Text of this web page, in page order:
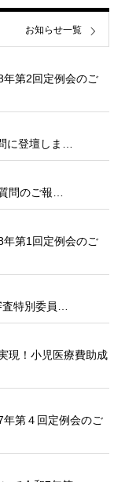
年第2回定例会のご
に登壇しま…
問のご報…
年第1回定例会のご
特別委員…
現！小児医療費助成
第４回定例会のご
お知らせ一覧